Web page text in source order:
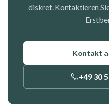
diskret. Kontaktieren
Kontakt
+49 30